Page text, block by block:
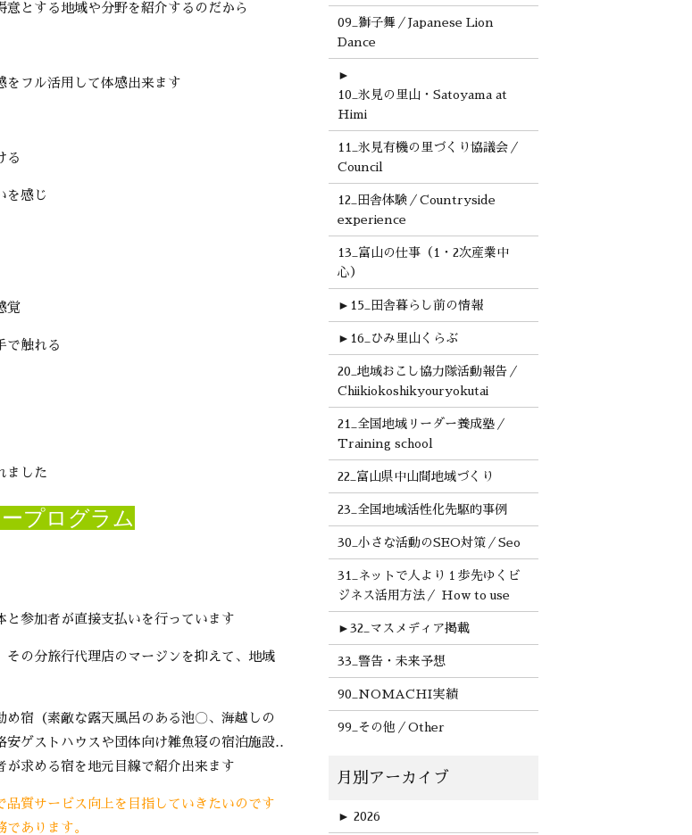
とする地域や分野を紹介するのだから
をフル活用して体感出来ます
る
を感じ
覚
で触れる
ました
プログラム
参加者が直接支払いを行っています
の分旅行代理店のマージンを抑えて、地域
宿（素敵な露天風呂のある池〇、海越しの
ゲストハウスや団体向け雑魚寝の宿泊施設‥
求める宿を地元目線で紹介出来ます
質サービス向上を目指していきたいのです
あります。
09_獅子舞／Japanese Lion
Dance
►
10_氷見の里山・Satoyama at
Himi
11_氷見有機の里づくり協議会／
Council
12_田舎体験／Countryside
experience
13_富山の仕事（1・2次産業中
心）
► 15_田舎暮らし前の情報
► 16_ひみ里山くらぶ
20_地域おこし協力隊活動報告／
Chiikiokoshikyouryokutai
21_全国地域リーダー養成塾／
Training school
22_富山県中山間地域づくり
23_全国地域活性化先駆的事例
30_小さな活動のSEO対策／Seo
31_ネットで人より１歩先ゆくビ
ジネス活用方法／ How to use
► 32_マスメディア掲載
33_警告・未来予想
90_NOMACHI実績
99_その他／Other
► 2026